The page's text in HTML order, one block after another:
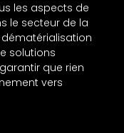
les aspects de
le secteur de la
solutions
que rien
vers